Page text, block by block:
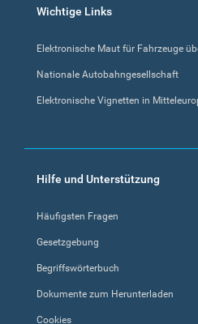
Wichtige Links
Elektronische Maut für Fahrzeuge
Nationale Autobahngesellschaft
Elektronische Vignetten in
Hilfe und Unterstützung
Häufigsten Fragen
Gesetzgebung
Begriffswörterbuch
Dokumente zum Herunterladen
Cookies